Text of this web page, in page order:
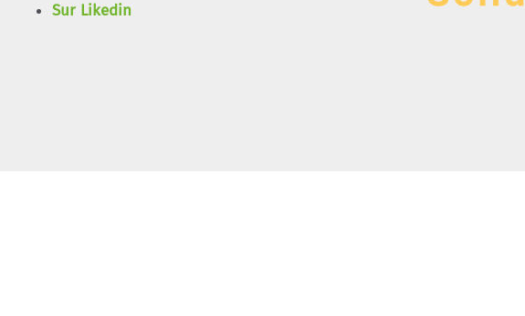
Sur Likedin